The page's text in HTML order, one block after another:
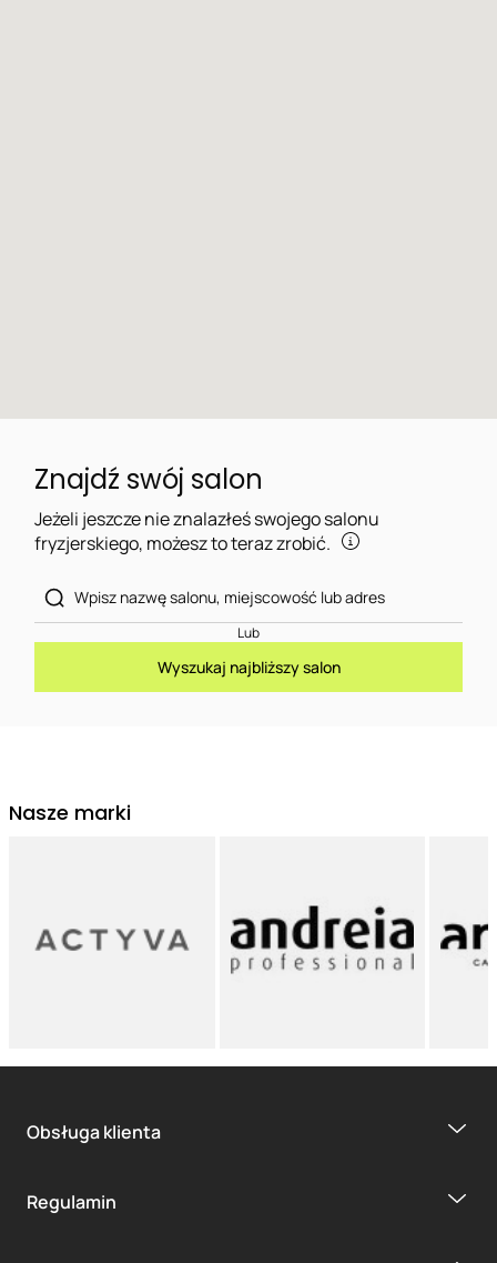
Znajdź swój salon
Jeżeli jeszcze nie znalazłeś swojego salonu
fryzjerskiego, możesz to teraz zrobić.
Lub
Wyszukaj najbliższy salon
Nasze marki
Obsługa klienta
Regulamin